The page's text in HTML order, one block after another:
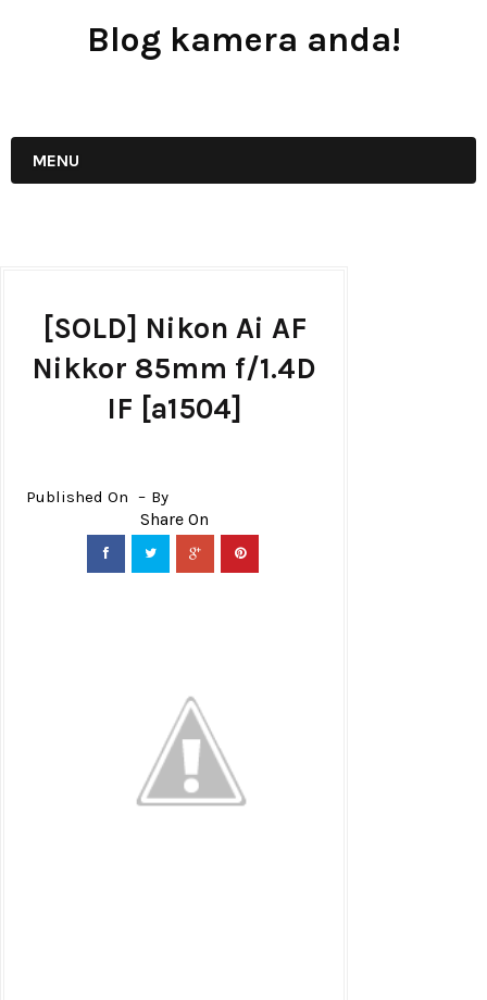
Blog kamera anda!
MENU
[SOLD] Nikon Ai AF
Nikkor 85mm f/1.4D
IF [a1504]
Published On By